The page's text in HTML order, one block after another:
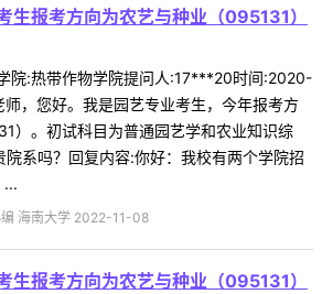
生报考方向为农艺与种业（095131）
院:热带作物学院提问人:17***20时间:2020-
，您好。我是园艺专业考生，今年报考方
）。初试科目为普通园艺学和农业知识综
系吗？回复内容:你好：我校有两个学院招
...
海南大学 2022-11-08
生报考方向为农艺与种业（095131）